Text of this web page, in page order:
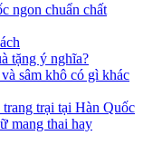
ngon chuẩn chất
tặng ý nghĩa?
sâm khô có gì khác
trại tại Hàn Quốc
mang thai hay